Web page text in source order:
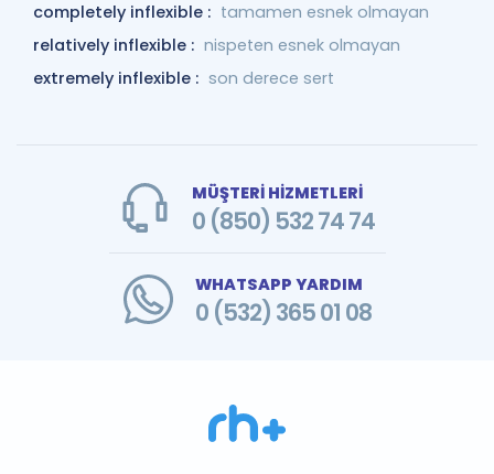
completely inflexible : tamamen esnek olmayan
relatively inflexible : nispeten esnek olmayan
extremely inflexible : son derece sert
MÜŞTERİ HİZMETLERİ
0 (850) 532 74 74
WHATSAPP YARDIM
0 (532) 365 01 08